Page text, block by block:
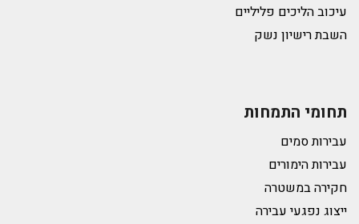
עיכוב הליכים פליליים
השבת רישיון נשק
תחומי התמחות
עבירות סמים
עבירות הימורים
חקירה במשטרה
ייצוג נפגעי עבירה